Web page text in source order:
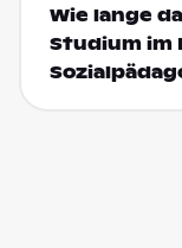
Wie lange
Studium im